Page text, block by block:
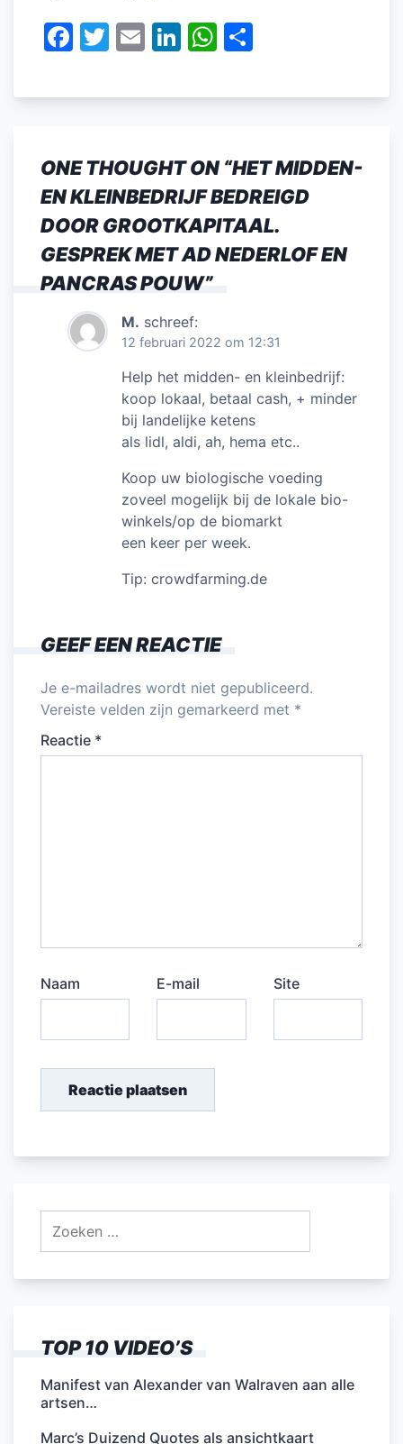
F
c
b
o
o
k
T
itt
E
ai
Li
k
dI
n
W
at
A
p
p
e
ONE THOUGHT ON “HET MIDDEN-
EN KLEINBEDRIJF BEDREIGD
DOOR GROOTKAPITAAL.
GESPREK MET AD NEDERLOF EN
PANCRAS POUW”
M. schreef:
12 februari 2022 om 12:31
Help het midden- en kleinbedrijf:
koop lokaal, betaal cash, + minder
bij landelijke ketens
als lidl, aldi, ah, hema etc..
Koop uw biologische voeding
zoveel mogelijk bij de lokale bio-
winkels/op de biomarkt
een keer per week.
Tip: crowdfarming.de
GEEF EEN REACTIE
Je e-mailadres wordt niet gepubliceerd.
Vereiste velden zijn gemarkeerd met *
Reactie *
Naam E-mail Site
TOP 10 VIDEO’S
Manifest van Alexander van Walraven aan alle
artsen…
Marc’s Duizend Quotes als ansichtkaart